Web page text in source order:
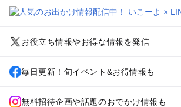
お役立ち情報やお得な情報を発信
毎日更新！旬イベント&お得情報も
無料招待企画や話題のおでかけ情報も